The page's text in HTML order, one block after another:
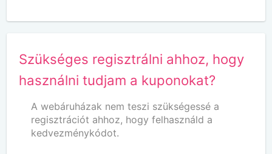
Szükséges regisztrálni ahhoz, hogy
használni tudjam a kuponokat?
A webáruházak nem teszi szükségessé a
regisztrációt ahhoz, hogy felhasználd a
kedvezménykódot.